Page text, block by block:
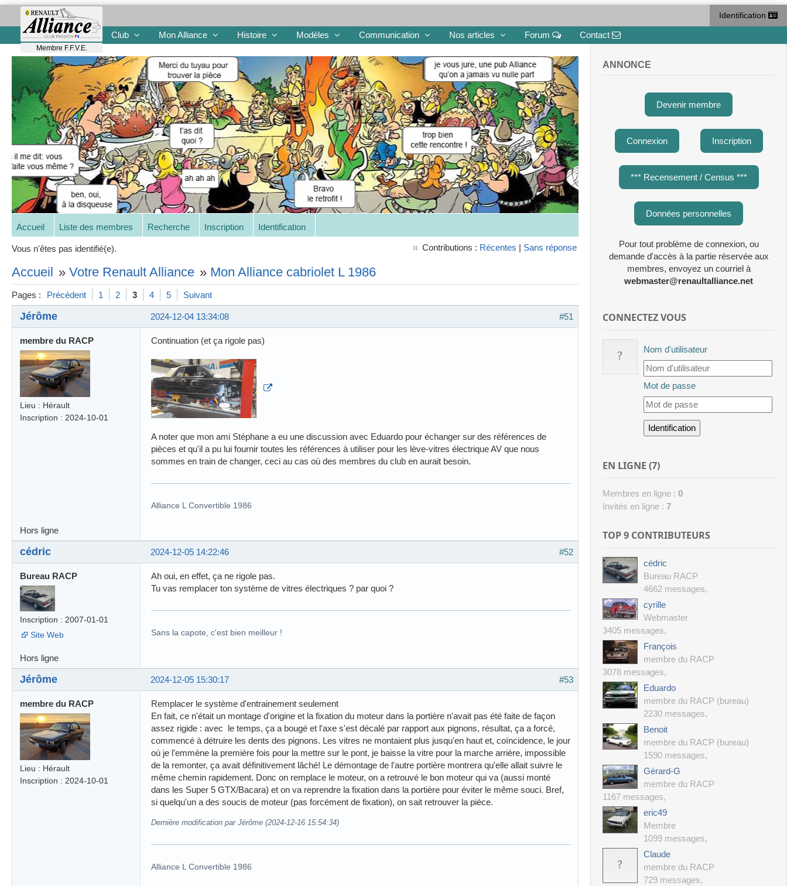
Membre F.F.V.E.
Identification
Club Mon Alliance Histoire Modèles Communication Nos articles Forum Contact
Accueil Liste des membres Recherche Inscription Identification
Vous n'êtes pas identifié(e). Contributions : Récentes | Sans réponse
Accueil » Votre Renault Alliance » Mon Alliance cabriolet L 1986
Pages : Précédent 1 2 3 4 5 Suivant
#51
2024-12-04 13:34:08
Jérôme
membre du RACP
Lieu : Hérault
Inscription : 2024-10-01
Continuation (et ça rigole pas)
A noter que mon ami Stéphane a eu une discussion avec Eduardo pour échanger sur des références de
pièces et qu'il a pu lui fournir toutes les références à utiliser pour les lève-vitres électrique AV que nous
sommes en train de changer, ceci au cas où des membres du club en aurait besoin.
Alliance L Convertible 1986
Hors ligne
#52
2024-12-05 14:22:46
cédric
Bureau RACP
Inscription : 2007-01-01
Site Web
Ah oui, en effet, ça ne rigole pas.
Tu vas remplacer ton système de vitres électriques ? par quoi ?
Sans la capote, c'est bien meilleur !
Hors ligne
#53
2024-12-05 15:30:17
Jérôme
membre du RACP
Lieu : Hérault
Inscription : 2024-10-01
Remplacer le système d'entrainement seulement
En fait, ce n'était un montage d'origine et la fixation du moteur dans la portière n'avait pas été faite de façon
assez rigide : avec le temps, ça a bougé et l'axe s'est décalé par rapport aux pignons, résultat, ça a forcé,
commencé à détruire les dents des pignons. Les vitres ne montaient plus jusqu'en haut et, coïncidence, le jour
où je l'emmène la première fois pour la mettre sur le pont, je baisse la vitre pour la marche arrière, impossible
de la remonter, ça avait définitivement lâché! Le démontage de l'autre portière montrera qu'elle allait suivre le
même chemin rapidement. Donc on remplace le moteur, on a retrouvé le bon moteur qui va (aussi monté
dans les Super 5 GTX/Bacara) et on va reprendre la fixation dans la portière pour éviter le même souci. Bref,
si quelqu'un a des soucis de moteur (pas forcément de fixation), on sait retrouver la pièce.
Dernière modification par Jérôme (2024-12-16 15:54:34)
Alliance L Convertible 1986
ANNONCE
Devenir membre
Connexion Inscription
*** Recensement / Census ***
Données personnelles
Pour tout problème de connexion, ou
demande d'accès à la partie réservée aux
membres, envoyez un courriel à
webmaster@renaultalliance.net
CONNECTEZ VOUS
Nom d'utilisateur
Mot de passe
EN LIGNE (7)
Membres en ligne : 0
Invités en ligne : 7
TOP 9 CONTRIBUTEURS
cédric
Bureau RACP
4662 messages,
cyrille
Webmaster
3405 messages,
François
membre du RACP
3078 messages,
Eduardo
membre du RACP (bureau)
2230 messages,
Benoit
membre du RACP (bureau)
1590 messages,
Gérard-G
membre du RACP
1167 messages,
eric49
Membre
1099 messages,
Claude
membre du RACP
729 messages,